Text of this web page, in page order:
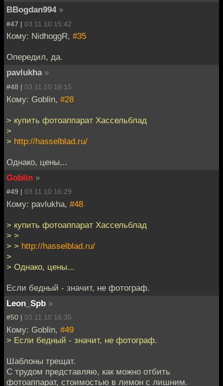
BBogdan994 »
#47 | 03.11.10 15:42
Кому: NidhoggR, #35
Опередил, да.
pavlukha »
#48 | 03.11.10 16:15
Кому: Goblin, #28
> купить фотоаппарат Хассельблад
>
> http://hasselblad.ru/
Однако, цены...
Goblin »
#49 | 03.11.10 16:29
Кому: pavlukha, #48
> купить фотоаппарат Хассельблад
> >
> > http://hasselblad.ru/
>
> Однако, цены...
Если бедный - значит, не фотограф.
Leon_Spb »
#50 | 03.11.10 16:35
Кому: Goblin, #49
> Если бедный - значит, не фотограф.
Шаблоны трещат.
С трудом представляю, как можно отбить
фотоаппарат, стоимостью в лимон с лишним.